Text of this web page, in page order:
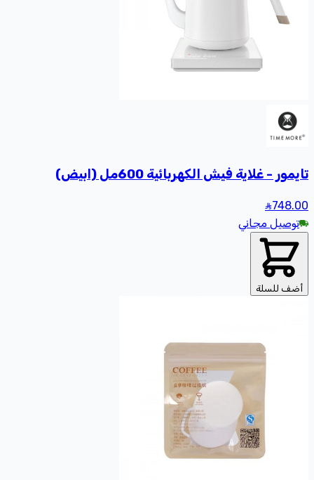
تايمور - غلاية فيش الكهربائية 600مل (ابيض)
748.00
توصيل مجاني
أضف للسلة